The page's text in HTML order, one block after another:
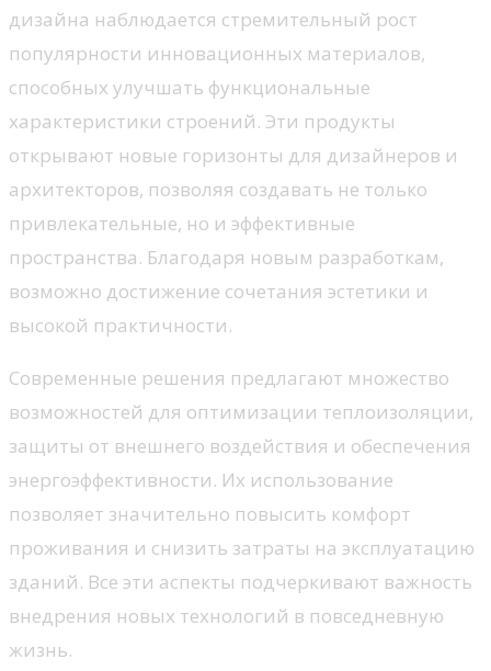
дизайна наблюдается стремительный рост
популярности инновационных материалов,
способных улучшать функциональные
характеристики строений. Эти продукты
открывают новые горизонты для дизайнеров и
архитекторов, позволяя создавать не только
привлекательные, но и эффективные
пространства. Благодаря новым разработкам,
возможно достижение сочетания эстетики и
высокой практичности.
Современные решения предлагают множество
возможностей для оптимизации теплоизоляции,
защиты от внешнего воздействия и обеспечения
энергоэффективности. Их использование
позволяет значительно повысить комфорт
проживания и снизить затраты на эксплуатацию
зданий. Все эти аспекты подчеркивают важность
внедрения новых технологий в повседневную
жизнь.